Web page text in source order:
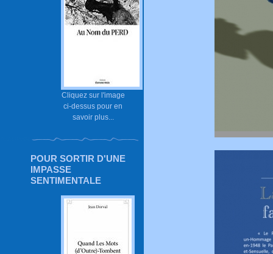
Cliquez sur l'image
ci-dessus pour en
savoir plus...
POUR SORTIR D'UNE
IMPASSE
SENTIMENTALE